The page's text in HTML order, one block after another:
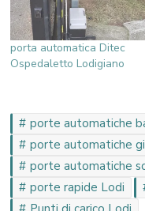
porta automatica Ditec
Ospedaletto Lodigiano
porte automatiche
porte automatiche
porte automatiche
porte rapide Lodi